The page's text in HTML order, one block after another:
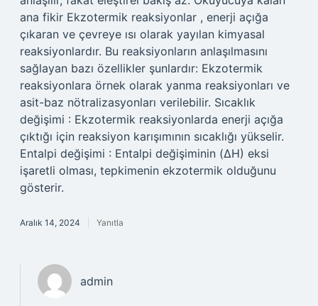
ana fikir Ekzotermik reaksiyonlar , enerji açığa
çıkaran ve çevreye ısı olarak yayılan kimyasal
reaksiyonlardır. Bu reaksiyonların anlaşılmasını
sağlayan bazı özellikler şunlardır: Ekzotermik
reaksiyonlara örnek olarak yanma reaksiyonları ve
asit-baz nötralizasyonları verilebilir. Sıcaklık
değişimi : Ekzotermik reaksiyonlarda enerji açığa
çıktığı için reaksiyon karışımının sıcaklığı yükselir.
Entalpi değişimi : Entalpi değişiminin (ΔH) eksi
işaretli olması, tepkimenin ekzotermik olduğunu
gösterir.
Aralık 14, 2024 Yanıtla
admin